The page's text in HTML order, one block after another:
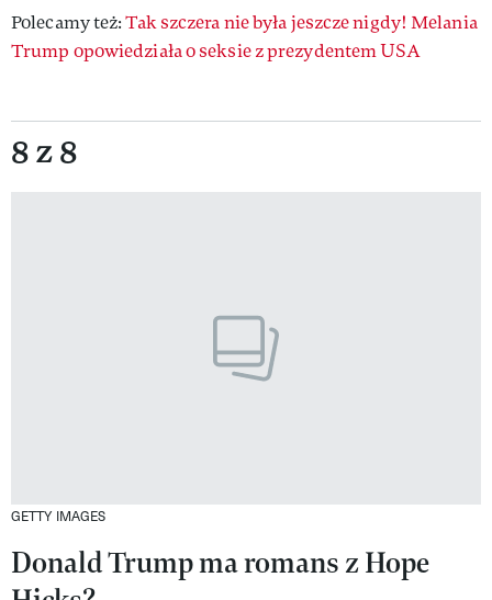
Polecamy też:Tak szczera nie była jeszcze nigdy! Melania
Trump opowiedziała o seksie z prezydentem USA
8 z 8
GETTY IMAGES
Donald Trump ma romans z Hope